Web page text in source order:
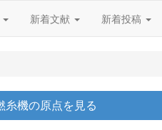
新着文献 新着投稿
糸機の原点を見る